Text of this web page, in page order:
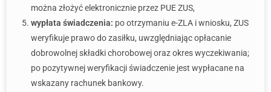
można złożyć elektronicznie przez PUE ZUS,
wypłata świadczenia: po otrzymaniu e-ZLA i wniosku, ZUS
weryfikuje prawo do zasiłku, uwzględniając opłacanie
dobrowolnej składki chorobowej oraz okres wyczekiwania;
po pozytywnej weryfikacji świadczenie jest wypłacane na
wskazany rachunek bankowy.